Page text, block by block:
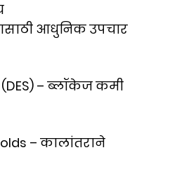
आधुनिक उपचार
– ब्लॉकेज कमी
– कालांतराने